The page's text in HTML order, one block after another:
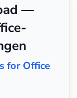
—
for Office